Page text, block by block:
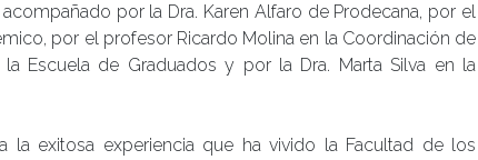
acompañado por la Dra. Karen Alfaro de Prodecana, por el
por el profesor Ricardo Molina en la Coordinación de
Escuela de Graduados y por la Dra. Marta Silva en la
la exitosa experiencia que ha vivido la Facultad de los